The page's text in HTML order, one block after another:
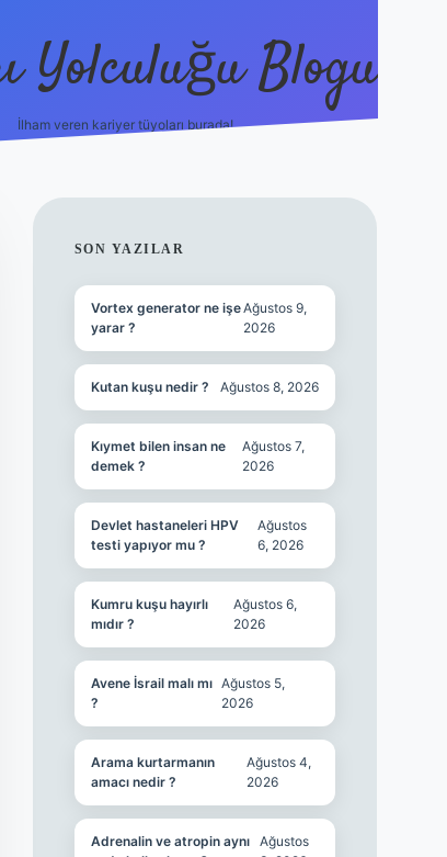
Yolculuğu Blogu
İlham veren kariyer tüyoları burada!
SIDEBAR
SON YAZILAR
Vortex generator ne işe
yarar ?
Ağustos 9,
2026
Kutan kuşu nedir ? Ağustos 8, 2026
Kıymet bilen insan ne
demek ?
Ağustos 7,
2026
Devlet hastaneleri HPV
testi yapıyor mu ?
Ağustos
6, 2026
Kumru kuşu hayırlı
mıdır ?
Ağustos 6,
2026
Avene İsrail malı mı
?
Ağustos 5,
2026
Arama kurtarmanın
amacı nedir ?
Ağustos 4,
2026
Adrenalin ve atropin aynı
Ağustos
https://